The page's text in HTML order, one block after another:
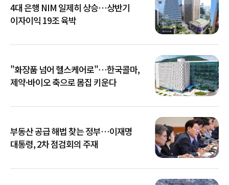
4대 은행 NIM 일제히 상승…상반기
이자이익 19조 육박
"화장품 넘어 헬스케어로"…한국콜마,
제약·바이오 축으로 몸집 키운다
부동산 공급 해법 찾는 정부…이재명
대통령, 2차 점검회의 주재